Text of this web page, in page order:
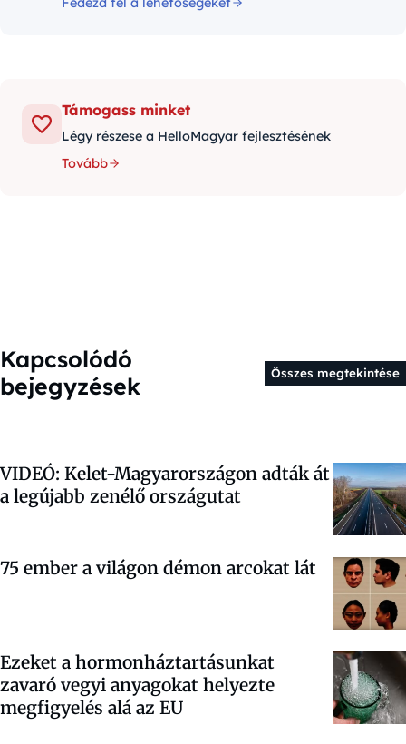
Támogass minket
Légy részese a HelloMagyar fejlesztésének
Tovább
Kapcsolódó
bejegyzések
Összes megtekintése
VIDEÓ: Kelet-Magyarországon adták át
a legújabb zenélő országutat
75 ember a világon démon arcokat lát
Ezeket a hormonháztartásunkat
zavaró vegyi anyagokat helyezte
megfigyelés alá az EU